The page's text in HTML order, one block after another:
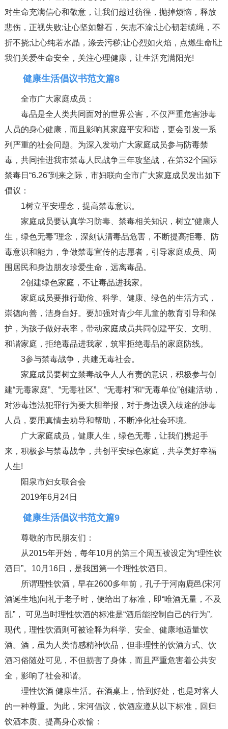
对生命充满信心和敬意，让我们越过彷徨，抛掉烦恼，释放
悲伤，正视失败;让心坚如磐石，矢志不渝;让心韧若缆绳，不
折不挠;让心纯若水晶，涤去污秽;让心烈如火焰，点燃生命!让
我们关爱生命安全，关注心理健康，让生活充满阳光!
健康生活倡议书范文篇8
全市广大家庭成员：
毒品是全人类共同面对的世界公害，不仅严重危害涉毒
人员的身心健康，而且影响其家庭平安和谐，更会引发一系
列严重的社会问题。为深入发动广大家庭成员参与防毒禁
毒，共同推进我市禁毒人民战争三年攻坚战，在第32个国际
禁毒日“6.26”到来之际，市妇联向全市广大家庭成员发出如下
倡议：
1树立平安理念，提高禁毒意识。
家庭成员要认真学习防毒、禁毒相关知识，树立“健康人
生，绿色无毒”理念，深刻认清毒品危害，不断提高拒毒、防
毒意识和能力，争做禁毒宣传的志愿者，引导家庭成员、周
围居民和身边朋友珍爱生命，远离毒品。
2创建绿色家庭，不让毒品进我家。
家庭成员要推行勤俭、科学、健康、绿色的生活方式，
崇德向善，洁身自好。要加强对青少年儿童的教育引导和保
护，为孩子做好表率，带动家庭成员共同创建平安、文明、
和谐家庭，拒绝毒品进我家，筑牢拒绝毒品的家庭防线。
3参与禁毒战争，共建无毒社会。
家庭成员要树立禁毒战争人人有责的意识，积极参与创
建“无毒家庭”、“无毒社区”、“无毒村”和“无毒单位”创建活动，
对涉毒违法犯罪行为要大胆举报，对于身边误入歧途的涉毒
人员，要用真情去劝导和帮助，不断净化社会环境。
广大家庭成员，健康人生，绿色无毒，让我们携起手
来，积极参与禁毒战争，共创平安绿色家庭，共享美好幸福
人生!
阳泉市妇女联合会
2019年6月24日
健康生活倡议书范文篇9
尊敬的市民朋友们：
从2015年开始，每年10月的第三个周五被设定为“理性饮
酒日”。10月16日，是我国第一个理性饮酒日。
所谓理性饮酒，早在2600多年前，孔子于河南鹿邑(宋河
酒诞生地)问礼于老子时，便给出了标准，即“唯酒无量，不及
乱”， 可见当时理性饮酒的标准是“酒后能控制自己的行为”。
现代，理性饮酒则可被诠释为科学、安全、健康地适量饮
酒。酒，虽为人类情感精神饮品，但非理性的饮酒方式、饮
酒习俗随处可见，不但损害了身体，而且严重危害着公共安
全，影响了社会和谐。
理性饮酒 健康生活。在酒桌上，恰到好处，也是对客人
的一种尊重。为此，宋河倡议，饮酒应遵从以下标准，回归
饮酒本质、提高身心欢愉：